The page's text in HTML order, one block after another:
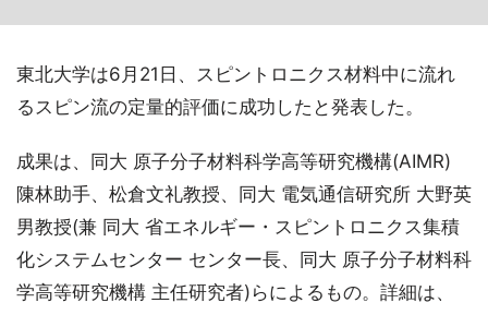
東北大学は6月21日、スピントロニクス材料中に流れ
るスピン流の定量的評価に成功したと発表した。
成果は、同大 原子分子材料科学高等研究機構(AIMR)
陳林助手、松倉文礼教授、同大 電気通信研究所 大野英
男教授(兼 同大 省エネルギー・スピントロニクス集積
化システムセンター センター長、同大 原子分子材料科
学高等研究機構 主任研究者)らによるもの。詳細は、